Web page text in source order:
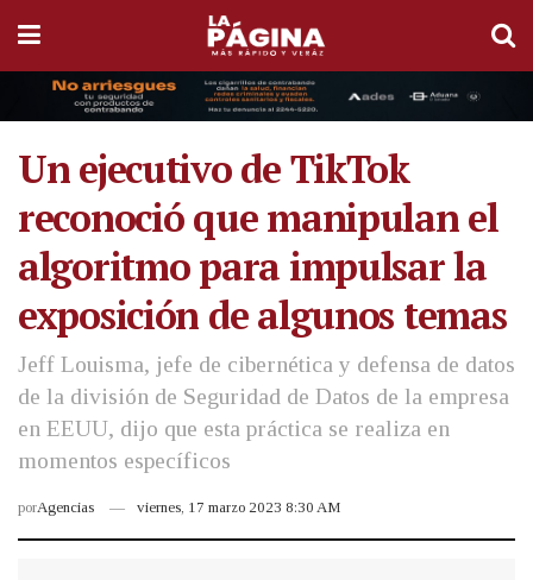
Un ejecutivo de TikTok
reconoció que manipulan el
algoritmo para impulsar la
exposición de algunos temas
Jeff Louisma, jefe de cibernética y defensa de datos
de la división de Seguridad de Datos de la empresa
en EEUU, dijo que esta práctica se realiza en
momentos específicos
porAgencias viernes, 17 marzo 2023 8:30 AM